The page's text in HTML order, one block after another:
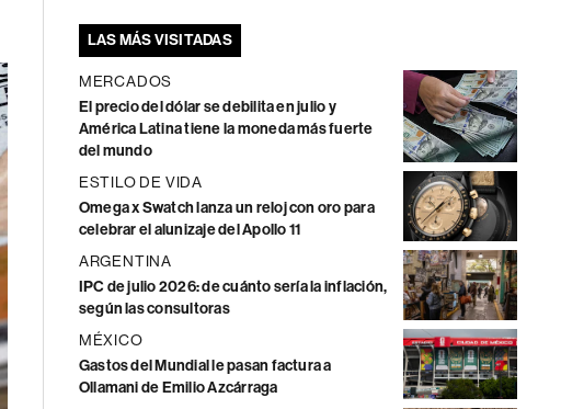
LAS MÁS VISITADAS
MERCADOS
El precio del dólar se debilita en julio y
América Latina tiene la moneda más fuerte
del mundo
ESTILO DE VIDA
Omega x Swatch lanza un reloj con oro para
celebrar el alunizaje del Apollo 11
ARGENTINA
IPC de julio 2026: de cuánto sería la inflación,
según las consultoras
MÉXICO
Gastos del Mundial le pasan factura a
Ollamani de Emilio Azcárraga